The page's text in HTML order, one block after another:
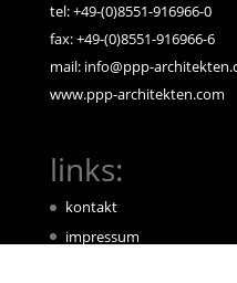
tel: +49-(0)8551-916966-0
fax: +49-(0)8551-916966-6
mail: info@ppp-
www.ppp-architekten.com
links:
kontakt
impressum